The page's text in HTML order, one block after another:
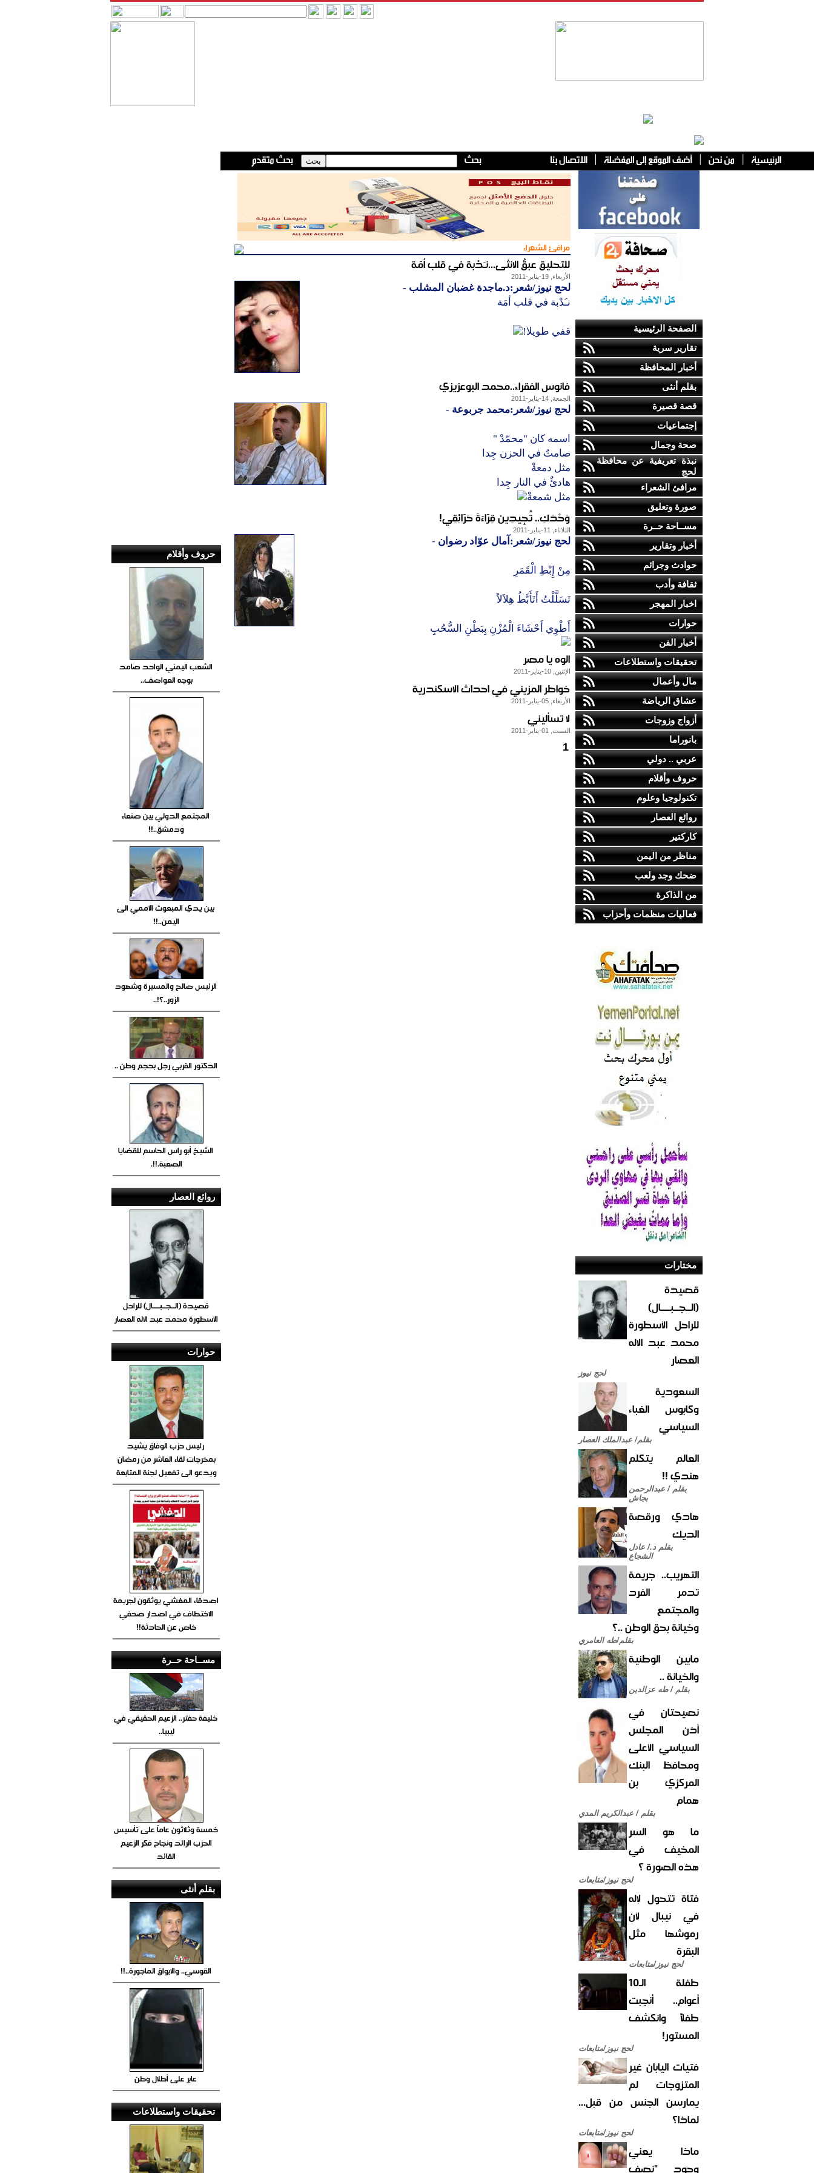
الصفحة الرئيسية
تقارير سرية
أخبار المحافظة
بقلم أنثى
قصة قصيرة
إجتماعيات
صحة وجمال
نبذة تعريفية عن محافظة
لحج
مرافئ الشعراء
صورة وتعليق
مســاحة حــرة
أخبار وتقارير
حوادث وجرائم
ثقافة وأدب
اخبار المهجر
حوارات
أخبار الفن
تحقيقات واستطلاعات
مال وأعمال
عشاق الرياضة
أزواج وزوجات
بانوراما
عربي .. دولي
حروف وأقلام
تكنولوجيا وعلوم
روائع العصار
كاركتير
مناظر من اليمن
ضحك وجد ولعب
من الذاكرة
فعاليات منظمات وأحزاب
مختارات
قصيدة
(الــجــبــــال)
للراحل الأسطورة
محمد عبد الاله
العصار
لحج نيوز
السعودية
وكابوس الغباء
السياسي
بقلم/ عبدالملك العصار
العالم يتكلم
هندي !!
بقلم / عبدالرحمن
بجاش
هادي ورقصة
الديك
بقلم د./ عادل
الشجاع
التهريب.. جريمة
تدمر الفرد
والمجتمع
وخيانة بحق الوطن ..؟
بقلم/طه العامري
مابين الوطنية
والخيانة ..
بقلم / طه عزالدين
نصيحتان في
أذن المجلس
السياسي الأعلى
ومحافظ البنك
المركزي بن
همام
بقلم / عبدالكريم المدي
ما هو السر
المخيف في
هذه الصورة ؟
لحج نيوز/متابعات
فتاة تتحول لإله
في نيبال لأن
رموشها مثل
البقرة
لحج نيوز/متابعات
طفلة الـ10
أعوام.. أنجبت
طفلاً وانكشف
المستور!
لحج نيوز/متابعات
فتيات اليابان غير
المتزوجات لم
يمارسن الجنس من قبل...
لماذا؟
لحج نيوز/متابعات
ماذا يعني
وجود "نصف
مرافئ الشعراء
للتحليق عبقُ الانثى...نـَدْبة في قلب أمَة
الأربعاء, 19-يناير-2011
لحج نيوز/شعر:د.ماجدة غضبان المشلب -
نـَدْبة في قلب أمَة
قفي طويلا!
فانوس الفقراء..محمد البوعزيزي
الجمعة, 14-يناير-2011
لحج نيوز/شعر:محمد جربوعة -
اسمه كان "محمّدْ "
صامتٌ في الحزن جِدا
مثل دمعةْ
هادئٌ في النار جِدا
مثل شمعةْ
وَحْدَكِ.. تُجِيدِين قِرَاءَةَ حَرَائِقِي!
الثلاثاء, 11-يناير-2011
لحج نيوز/شعر:آمال عوّاد رضوان -
مِنْ إِبْطِ الْقَمَرِ
تَسَلَّلْتُ أَتَأَبَّطُ هِلاَلاً
أَطْوِي أَحْشَاءَ الْمُزْنِ بِبَطْنِ السُّحُبِ
الوه يا مصر
الإثنين, 10-يناير-2011
خواطر المزيني في احداث الاسكندرية
الأربعاء, 05-يناير-2011
لا تسأليني
السبت, 01-يناير-2011
1
حروف وأقلام
الشعب اليمني الواحد صامد
بوجه العواصف..
المجتمع الدولي بين صنعاء
ودمشق..!!
بين يدي المبعوث الأممي الى
اليمن..!!
الرئيس صالح والمسيرة وشهود
الزور..؟!..
الدكتور القربي رجل بحجم وطن ..
الشيخ أبو راس الحاسم للقضايا
الصعبة.!!.
روائع العصار
قصيدة (الــجــبــــال) للراحل
الأسطورة محمد عبد الاله العصار
حوارات
رئيس حزب الوفاق يشيد
بمخرجات لقاء العاشر من رمضان
ويدعو الى تفعيل لجنة المتابعة
اصدقاء المغشي يوثقون لجريمة
الاختطاف في اصدار صحفي
خاص عن الحادثة!!
مســاحة حــرة
خليفة حفتر.. الزعيم الحقيقي في
ليبيا..
خمسة وثلاثون عاماً على تأسيس
الحزب الرائد ونجاح فكر الزعيم
القائد
بقلم أنثى
القوسي.. والابواق الماجورة..!!
عابر على أطلال وطن
تحقيقات واستطلاعات